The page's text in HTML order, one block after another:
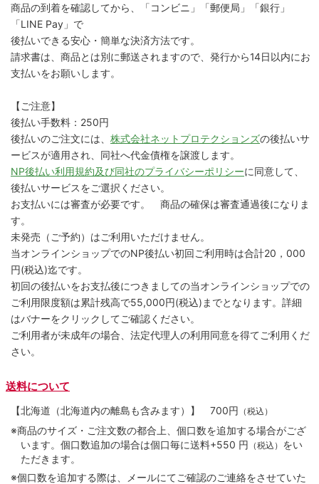
商品の到着を確認してから、「コンビニ」「郵便局」「銀行」
「LINE Pay」で
後払いできる安心・簡単な決済方法です。
請求書は、商品とは別に郵送されますので、発行から14日以内にお
支払いをお願いします。
【ご注意】
後払い手数料：250円
後払いのご注文には、 株式会社ネットプロテクションズの後払いサ
ービスが適用され、同社へ代金債権を譲渡します。
NP後払い利用規約及び同社のプライバシーポリシーに同意して、
後払いサービスをご選択ください。
お支払いには審査が必要です。 商品の確保は審査通過後になりま
す。
未発売（ご予約）はご利用いただけません。
当オンラインショップでのNP後払い初回ご利用時は合計20，000
円(税込)迄です。
初回の後払いをお支払後につきましての当オンラインショップでの
ご利用限度額は累計残高で55,000円(税込)までとなります。詳細
はバナーをクリックしてご確認ください。
ご利用者が未成年の場合、法定代理人の利用同意を得てご利用くだ
さい。
送料について
【北海道（北海道内の離島も含みます）】 700円 （税込）
※商品のサイズ・ご注文数の都合上、個口数を追加する場合がござ
います。個口数追加の場合は個口毎に送料+550 円 （税込） をい
ただきます。
※個口数を追加する際は、メールにてご確認のご連絡をさせていた